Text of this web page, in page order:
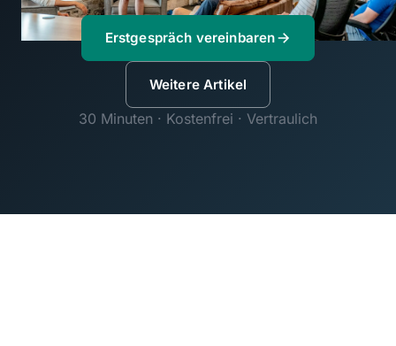
Erstgespräch vereinbaren
Weitere Artikel
30 Minuten · Kostenfrei · Vertraulich